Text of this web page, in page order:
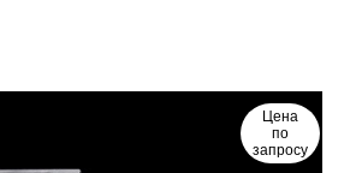
Цена
по
запросу